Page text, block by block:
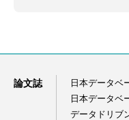
論文誌
日本データベ
日本データベ
データドリブ